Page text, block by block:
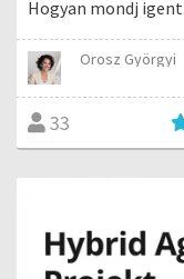
Hogyan mondj
Orosz Györgyi
33